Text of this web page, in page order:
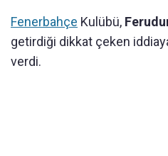
Fenerbahçe Kulübü,
getirdiği dikkat çeken
verdi.